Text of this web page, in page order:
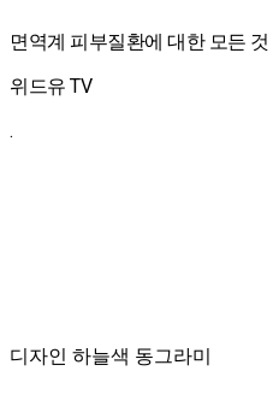
면역계 피부질환에 대한 모든 것
위드유 TV
.
디자인 하늘색 동그라미